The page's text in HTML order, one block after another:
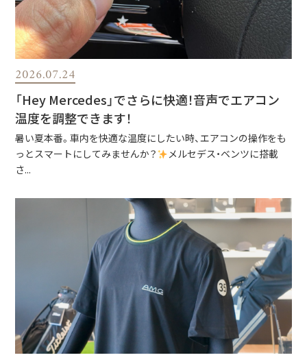
2026.07.24
「Hey Mercedes」でさらに快適！音声でエアコン
温度を調整できます！
暑い夏本番。車内を快適な温度にしたい時、エアコンの操作をも
っとスマートにしてみませんか？
メルセデス・ベンツに搭載
さ...